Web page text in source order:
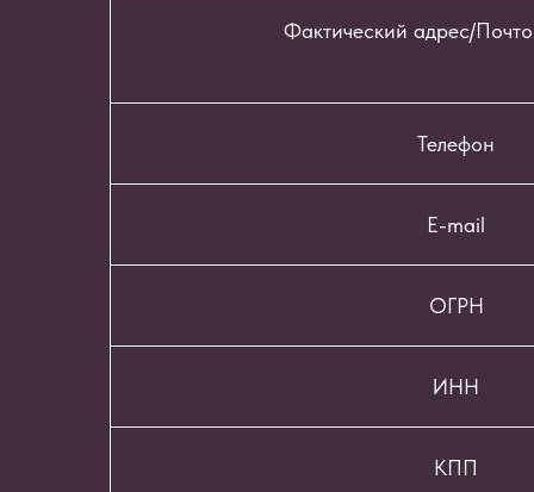
Фактический адрес/
Телефон
E-mail
ОГРН
ИНН
КПП